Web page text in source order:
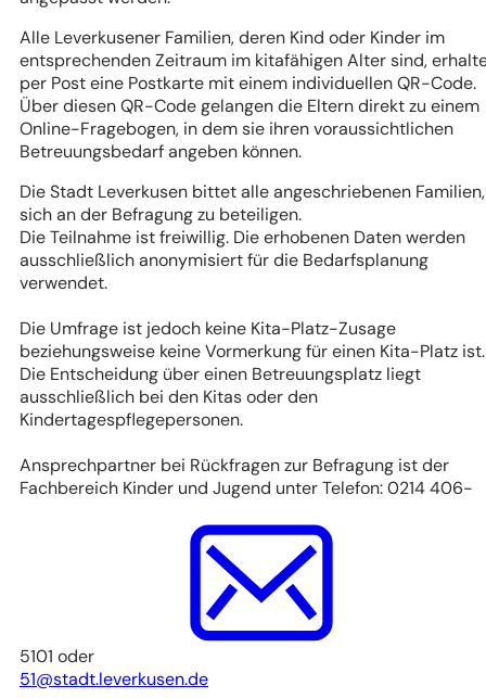
Alle Leverkusener Familien, deren Kind oder Kinder im
entsprechenden Zeitraum im kitafähigen Alter sind,
per Post eine Postkarte mit einem individuellen QR-Code.
Über diesen QR-Code gelangen die Eltern direkt zu einem
Online-Fragebogen, in dem sie ihren voraussichtlichen
Betreuungsbedarf angeben können.
Die Stadt Leverkusen bittet alle angeschriebenen Familien,
sich an der Befragung zu beteiligen.
Die Teilnahme ist freiwillig. Die erhobenen Daten werden
ausschließlich anonymisiert für die Bedarfsplanung
verwendet.
Die Umfrage ist jedoch keine Kita-Platz-Zusage
beziehungsweise keine Vormerkung für einen Kita-Platz ist.
Die Entscheidung über einen Betreuungsplatz liegt
ausschließlich bei den Kitas oder den
Kindertagespflegepersonen.
Ansprechpartner bei Rückfragen zur Befragung ist der
Fachbereich Kinder und Jugend unter Telefon: 0214 406-
5101 oder
51
stadt.leverkusende